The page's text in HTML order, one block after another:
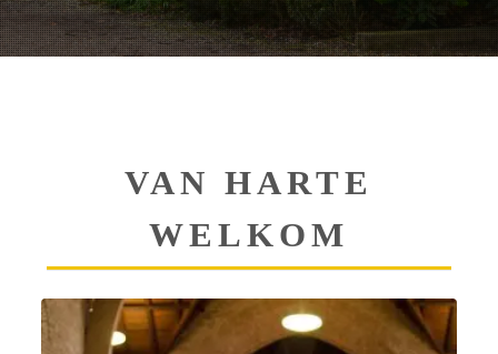
VAN HARTE
WELKOM